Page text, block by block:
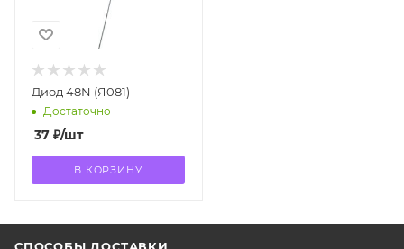
Диод 48N (Я081)
Достаточно
37 ₽/шт
В КОРЗИНУ